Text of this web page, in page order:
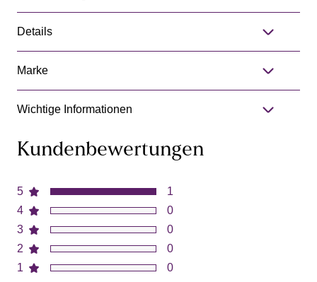
Details
Marke
Wichtige Informationen
Kundenbewertungen
5
4
3
2
1
1
0
0
0
0